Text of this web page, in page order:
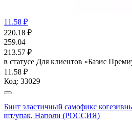
11.58 ₽
220.18 ₽
259.04
213.57 ₽
в статусе Для клиентов «Базис
11.58 ₽
Код: 33029
Бинт эластичный самофикс
шт/упак, Наполи (РОССИЯ)